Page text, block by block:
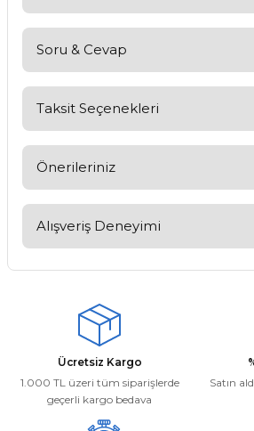
Bu ürüne ilk yorumu siz
Soru & Cevap
Ürün hakkında henüz soru
Taksit Seçenekleri
Önerileriniz
kullanarak tarafımıza iletebilirsiniz.
Görüş ve önerileriniz için teşekkür
Ürün açıklamasında eksik bilgiler
Ürün bilgilerinde hatalar bulunuyor.
Ürün fiyatı diğer sitelerden daha pahalı.
Bu ürüne benzer farklı alternatifler olmalı.
Alışveriş Deneyimi
verin, size ulaşamıyorum.
Mehmet Kayış | 17/02/2026
Deneyimini Paylaş
Ücretsiz Kargo
1.000 TL üzeri tüm siparişlerde
geçerli kargo bedava
Satın